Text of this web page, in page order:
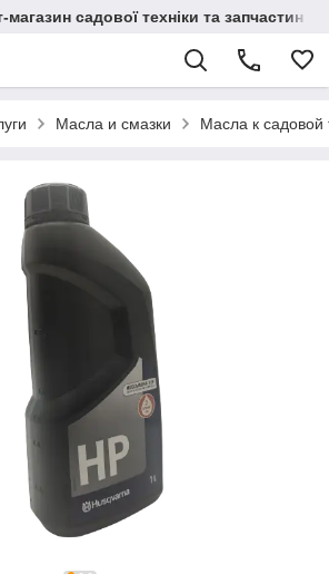
садової техніки та запчастин
Масла и смазки Масла к садовой